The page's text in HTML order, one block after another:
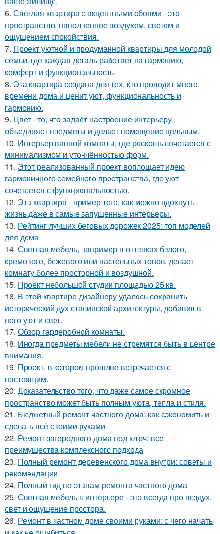
6. Светлая квартира с акцентными обоями - это
пространство, наполненное воздухом, светом и
ощущением спокойствия.
7. Проект уютной и продуманной квартиры для молодой
семьи, где каждая деталь работает на гармонию,
комфорт и функциональность.
8. Эта квартира создана для тех, кто проводит много
времени дома и ценит уют, функциональность и
гармонию.
9. Цвет - то, что задаёт настроение интерьеру,
объединяет предметы и делает помещение цельным.
10. Интерьер ванной комнаты, где роскошь сочетается с
минимализмом и утончённостью форм.
11. Этот реализованный проект воплощает идею
гармоничного семейного пространства, где уют
сочетается с функциональностью.
12. Эта квартира - пример того, как можно вдохнуть
жизнь даже в самые запущенные интерьеры.
13. Рейтинг лучших беговых дорожек 2025: топ моделей
для дома
14. Светлая мебель, например в оттенках белого,
кремового, бежевого или пастельных тонов, делает
комнату более просторной и воздушной.
15. Проект небольшой студии площадью 25 кв.
16. В этой квартире дизайнеру удалось сохранить
исторический дух сталинской архитектуры, добавив в
него уют и свет.
17. Обзор гардеробной комнаты.
18. Иногда предметы мебели не стремятся быть в центре
внимания.
19. Проект, в котором прошлое встречается с
настоящим.
20. Доказательство того, что даже самое скромное
пространство может быть полным уюта, тепла и стиля.
21. Бюджетный ремонт частного дома: как сэкономить и
сделать всё своими руками
22. Ремонт загородного дома под ключ: все
преимущества комплексного подхода
23. Полный ремонт деревенского дома внутри: советы и
рекомендации
24. Полный гид по этапам ремонта частного дома
25. Светлая мебель в интерьере - это всегда про воздух,
свет и ощущение простора.
26. Ремонт в частном доме своими руками: с чего начать